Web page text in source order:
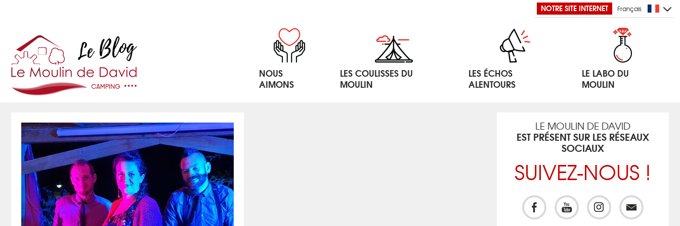
NOTRE SITE INTERNET Français
NOUS
AIMONS
LES COULISSES DU
MOULIN
LES ÉCHOS
ALENTOURS
LE LABO DU
MOULIN
LE MOULIN DE DAVID
EST PRÉSENT SUR LES RÉSEAUX
SOCIAUX
SUIVEZ-NOUS !